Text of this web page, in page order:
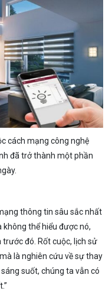
cách mạng công nghệ
đã trở thành một phần
thông tin sâu sắc nhất
thể hiểu được nó,
đó. Rốt cuộc, lịch sử
là nghiên cứu về sự thay
suốt, chúng ta vẫn có